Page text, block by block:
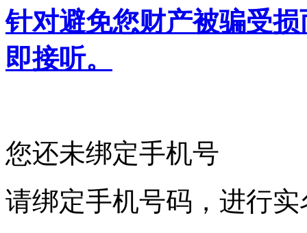
针对避免您财产被骗受
即接听。
您还未绑定手机号
请绑定手机号码，进行